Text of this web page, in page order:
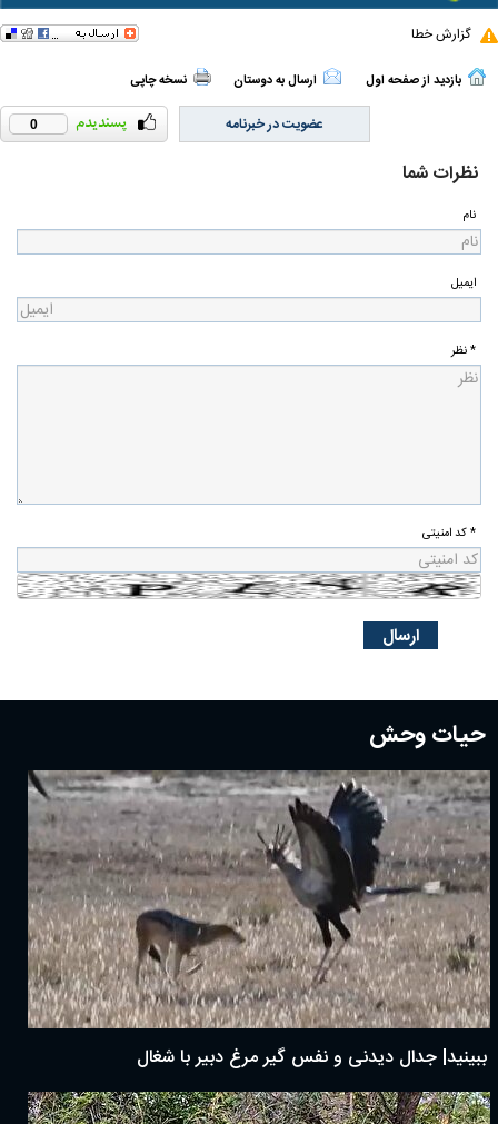
گزارش خطا
بازدید از صفحه اول ارسال به دوستان نسخه چاپی
0 عضویت در خبرنامه
نظرات شما
نام
ایمیل
* نظر
* کد امنیتی
حیات وحش
ببینید| جدال دیدنی و نفس گیر مرغ دبیر با شغال